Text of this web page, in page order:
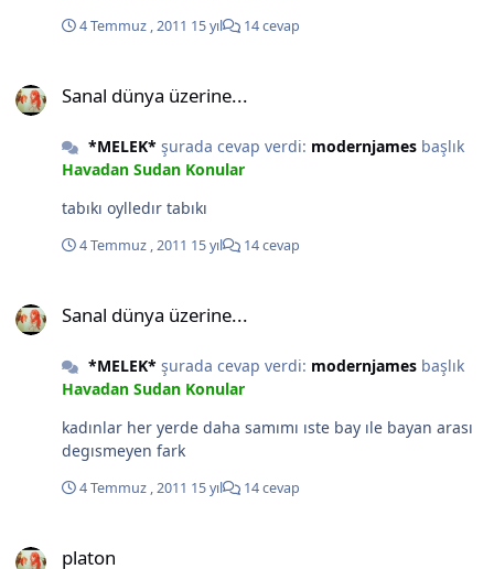
4 Temmuz , 2011 15 yıl 14 cevap
Sanal dünya üzerine...
*MELEK*şurada cevap verdi: modernjamesbaşlık
Havadan Sudan Konular
tabıkı oylledır tabıkı
4 Temmuz , 2011 15 yıl 14 cevap
Sanal dünya üzerine...
*MELEK*şurada cevap verdi: modernjamesbaşlık
Havadan Sudan Konular
kadınlar her yerde daha samımı ıste bay ıle bayan arası
degısmeyen fark
4 Temmuz , 2011 15 yıl 14 cevap
platon